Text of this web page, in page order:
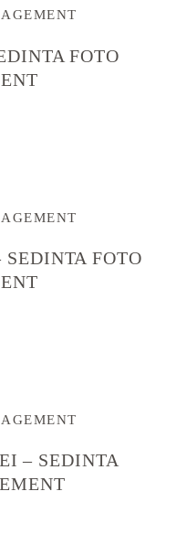
FOTO
FOTO
– SEDINTA